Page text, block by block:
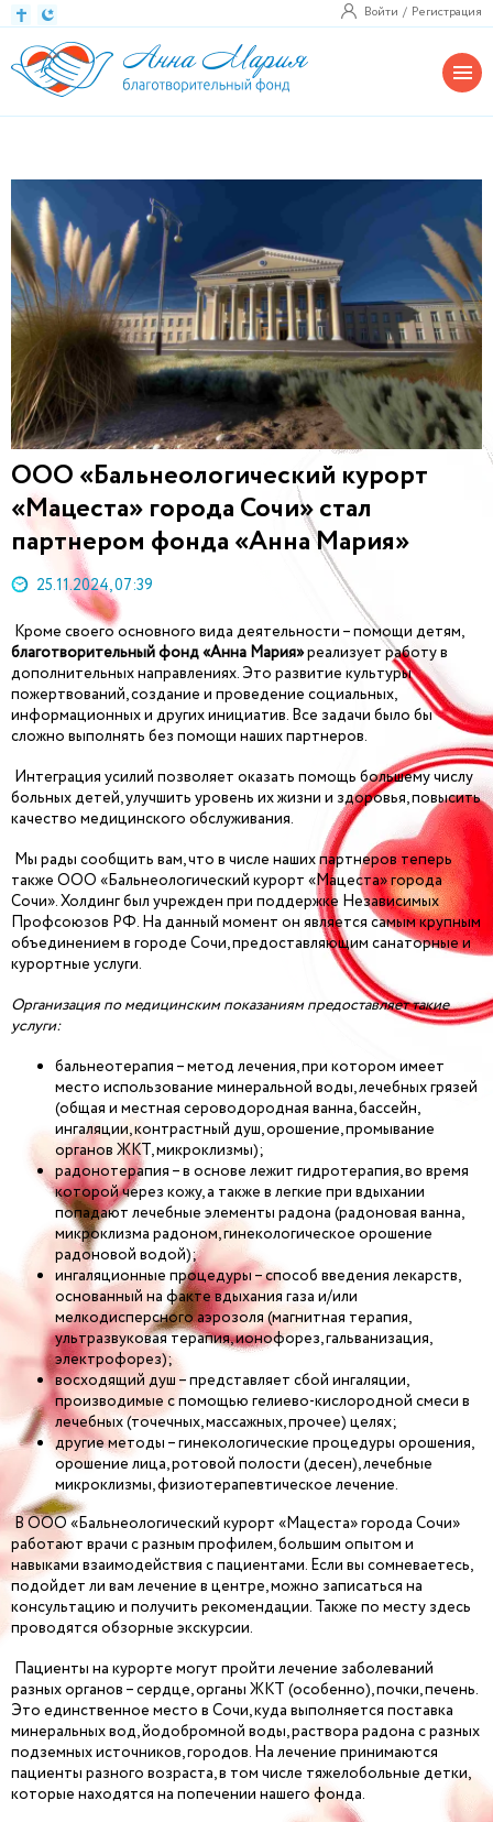
Войти Регистрация
ООО «Бальнеологический курорт
«Мацеста» города Сочи» стал
партнером фонда «Анна Мария»
25.11.2024, 07:39
Кроме своего основного вида деятельности – помощи детям,
благотворительный фонд «Анна Мария»реализует работу в
дополнительных направлениях. Это развитие культуры
пожертвований, создание и проведение социальных,
информационных и других инициатив. Все задачи было бы
сложно выполнять без помощи наших партнеров.
Интеграция усилий позволяет оказать помощь большему числу
больных детей, улучшить уровень их жизни и здоровья, повысить
качество медицинского обслуживания.
Мы рады сообщить вам, что в числе наших партнеров теперь
также ООО «Бальнеологический курорт «Мацеста» города
Сочи». Холдинг был учрежден при поддержке Независимых
Профсоюзов РФ. На данный момент он является самым крупным
объединением в городе Сочи, предоставляющим санаторные и
курортные услуги.
Организация по медицинским показаниям предоставляет такие
услуги:
бальнеотерапия – метод лечения, при котором имеет
место использование минеральной воды, лечебных грязей
(общая и местная сероводородная ванна, бассейн,
ингаляции, контрастный душ, орошение, промывание
органов ЖКТ, микроклизмы);
радонотерапия – в основе лежит гидротерапия, во время
которой через кожу, а также в легкие при вдыхании
попадают лечебные элементы радона (радоновая ванна,
микроклизма радоном, гинекологическое орошение
радоновой водой);
ингаляционные процедуры – способ введения лекарств,
основанный на факте вдыхания газа и/или
мелкодисперсного аэрозоля (магнитная терапия,
ультразвуковая терапия, ионофорез, гальванизация,
электрофорез);
восходящий душ – представляет сбой ингаляции,
производимые с помощью гелиево-кислородной смеси в
лечебных (точечных, массажных, прочее) целях;
другие методы – гинекологические процедуры орошения,
орошение лица, ротовой полости (десен), лечебные
микроклизмы, физиотерапевтическое лечение.
В ООО «Бальнеологический курорт «Мацеста» города Сочи»
работают врачи с разным профилем, большим опытом и
навыками взаимодействия с пациентами. Если вы сомневаетесь,
подойдет ли вам лечение в центре, можно записаться на
консультацию и получить рекомендации. Также по месту здесь
проводятся обзорные экскурсии.
Пациенты на курорте могут пройти лечение заболеваний
разных органов – сердце, органы ЖКТ (особенно), почки, печень.
Это единственное место в Сочи, куда выполняется поставка
минеральных вод, йодобромной воды, раствора радона с разных
подземных источников, городов. На лечение принимаются
пациенты разного возраста, в том числе тяжелобольные детки,
которые находятся на попечении нашего фонда.